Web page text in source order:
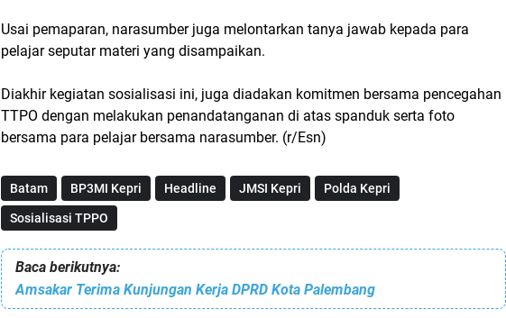
Usai pemaparan, narasumber juga melontarkan tanya jawab kepada para
pelajar seputar materi yang disampaikan.
Diakhir kegiatan sosialisasi ini, juga diadakan komitmen bersama pencegahan
TTPO dengan melakukan penandatanganan di atas spanduk serta foto
bersama para pelajar bersama narasumber. (r/Esn)
Batam BP3MI Kepri Headline JMSI Kepri Polda Kepri
Sosialisasi TPPO
Baca berikutnya:
Amsakar Terima Kunjungan Kerja DPRD Kota Palembang